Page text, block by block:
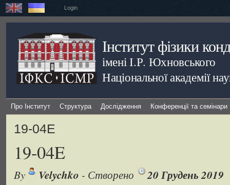
Login
Інститут фізики
імені І.Р. Юхновського
Національної академії
Про Інститут Структура Дослідження Конференції та семінари
19-04E
19-04E
By Velychko - Створено 20 Грудень 2019